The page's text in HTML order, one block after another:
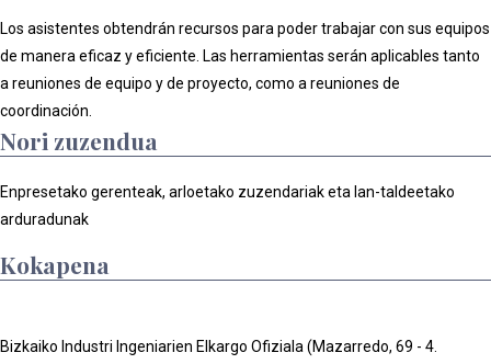
Los asistentes obtendrán recursos para poder trabajar con sus equipos
de manera eficaz y eficiente. Las herramientas serán aplicables tanto
a reuniones de equipo y de proyecto, como a reuniones de
coordinación.
Nori zuzendua
Enpresetako gerenteak, arloetako zuzendariak eta lan-taldeetako
arduradunak
Kokapena
Bizkaiko Industri Ingeniarien Elkargo Ofiziala (Mazarredo, 69 - 4.